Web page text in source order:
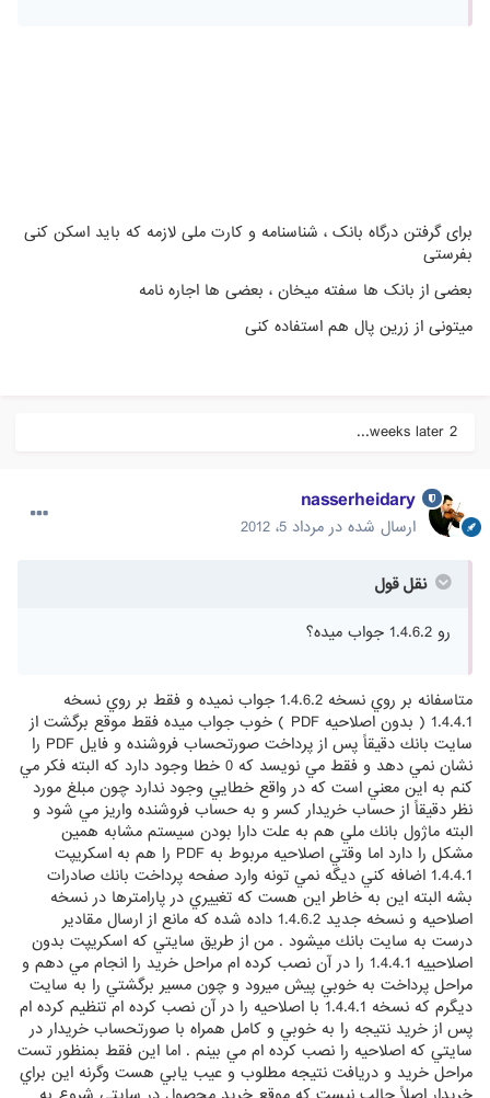
برای گرفتن درگاه بانک ، شناسنامه و کارت ملی لازمه که باید اسکن کنی
بفرستی
بعضی از بانک ها سفته میخان ، بعضی ها اجاره نامه
میتونی از زرین پال هم استفاده کنی
2 weeks later...
nasserheidary
ارسال شده در مرداد 5، 2012
نقل قول
رو 1.4.6.2 جواب میده؟
متاسفانه بر روي نسخه 1.4.6.2 جواب نميده و فقط بر روي نسخه
1.4.4.1 ( بدون اصلاحيه PDF ) خوب جواب ميده فقط موقع برگشت از
سايت بانك دقيقاً پس از پرداخت صورتحساب فروشنده و فايل PDF را
نشان نمي دهد و فقط مي نويسد كه 0 خطا وجود دارد كه البته فكر مي
كنم به اين معني است كه در واقع خطايي وجود ندارد چون مبلغ مورد
نظر دقيقاً از حساب خريدار كسر و به حساب فروشنده واريز مي شود و
البته ماژول بانك ملي هم به علت دارا بودن سيستم مشابه همين
مشكل را دارد اما وقتي اصلاحيه مربوط به PDF را هم به اسكريپت
1.4.4.1 اضافه كني ديگه نمي تونه وارد صفحه پرداخت بانك صادرات
بشه البته اين به خاطر اين هست كه تغييري در پارامترها در نسخه
اصلاحيه و نسخه جديد 1.4.6.2 داده شده كه مانع از ارسال مقادير
درست به سايت بانك ميشود . من از طريق سايتي كه اسكريپت بدون
اصلاحييه 1.4.4.1 را در آن نصب كرده ام مراحل خريد را انجام مي دهم و
مراحل پرداخت به خوبي پيش ميرود و چون مسير برگشتي را به سايت
ديگرم كه نسخه 1.4.4.1 با اصلاحيه را در آن نصب كرده ام تنظيم كرده ام
پس از خريد نتيجه را به خوبي و كامل همراه با صورتحساب خريدار در
سايتي كه اصلاحيه را نصب كرده ام مي بينم . اما اين فقط بمنظور تست
مراحل خريد و دريافت نتيجه مطلوب و عيب يابي هست وگرنه اين براي